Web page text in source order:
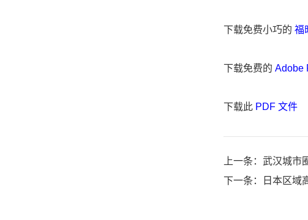
下载免费小巧的 福
下载免费的 Adobe
下载此 PDF 文件
上一条： 武汉城市
下一条：
日本区域